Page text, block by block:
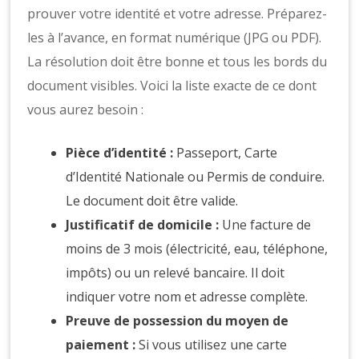
prouver votre identité et votre adresse. Préparez-
les à l’avance, en format numérique (JPG ou PDF).
La résolution doit être bonne et tous les bords du
document visibles. Voici la liste exacte de ce dont
vous aurez besoin :
Pièce d’identité : Passeport, Carte
d’Identité Nationale ou Permis de conduire.
Le document doit être valide.
Justificatif de domicile : Une facture de
moins de 3 mois (électricité, eau, téléphone,
impôts) ou un relevé bancaire. Il doit
indiquer votre nom et adresse complète.
Preuve de possession du moyen de
paiement :Si vous utilisez une carte